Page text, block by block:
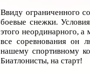
Ввиду ограниченного
боевые снежки.
этого неординарного, а
все соревнования он
нашему спортивному
Биатлонисты, на старт!